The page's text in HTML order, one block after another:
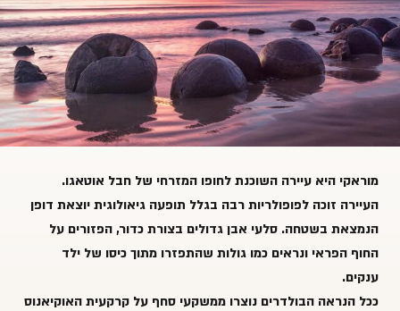
מוראקי היא עיירה השוכנת לחופו המזרחי של חבל אוטאגו.
העיירה זוכה לפופולריות רבה בגלל תופעה גיאולוגית יוצאת דופן
הנמצאת בשטחה. סלעי אבן גדולים בצורת כדור, הפזורים על
החוף הפראי ונראים כמו גולות שהתפזרו מתוך כיסו של ילד
ענקים.
ככל הנראה הבולדרים נוצרו ממשקעי סחף על קרקעית האוקיאנוס